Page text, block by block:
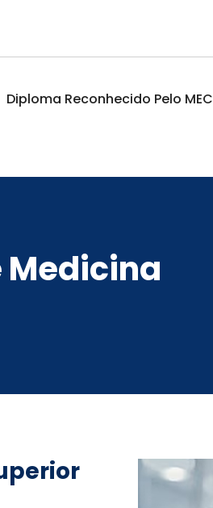
Diploma Reconhecido Pelo MEC